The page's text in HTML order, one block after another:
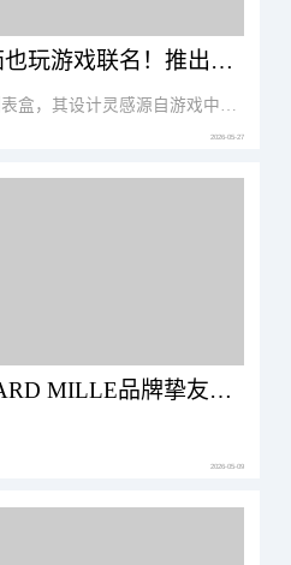
【表态头条】欧米茄也玩游戏联名！推出詹姆斯·邦德海马300米潜水表首枚计时款
每一枚腕表均配备专属特制表盒，其设计灵感源自游戏中用于存放欧米茄腕表的手提箱。售价67500元。
2026-05-27
【表态头条】RICHARD MILLE品牌挚友格雷古瓦·索西加入迈凯伦车手发展计划
2026-05-09